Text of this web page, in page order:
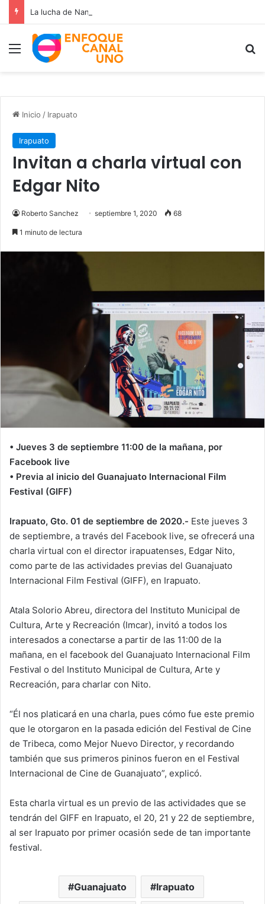
La lucha de Nancy Ramos por la salud de su hijo Miguelito
Menú
Inicio / Irapuato
Irapuato
Invitan a charla virtual con
Edgar Nito
Roberto Sanchez septiembre 1, 2020 68
1 minuto de lectura
• Jueves 3 de septiembre 11:00 de la mañana, por
Facebook live
• Previa al inicio del Guanajuato Internacional Film
Festival (GIFF)
Irapuato, Gto. 01 de septiembre de 2020.- Este jueves 3
de septiembre, a través del Facebook live, se ofrecerá una
charla virtual con el director irapuatenses, Edgar Nito,
como parte de las actividades previas del Guanajuato
Internacional Film Festival (GIFF), en Irapuato.
Atala Solorio Abreu, directora del Instituto Municipal de
Cultura, Arte y Recreación (Imcar), invitó a todos los
interesados a conectarse a partir de las 11:00 de la
mañana, en el facebook del Guanajuato Internacional Film
Festival o del Instituto Municipal de Cultura, Arte y
Recreación, para charlar con Nito.
“Él nos platicará en una charla, pues cómo fue este premio
que le otorgaron en la pasada edición del Festival de Cine
de Tribeca, como Mejor Nuevo Director, y recordando
también que sus primeros pininos fueron en el Festival
Internacional de Cine de Guanajuato”, explicó.
Esta charla virtual es un previo de las actividades que se
tendrán del GIFF en Irapuato, el 20, 21 y 22 de septiembre,
al ser Irapuato por primer ocasión sede de tan importante
festival.
Guanajuato Irapuato